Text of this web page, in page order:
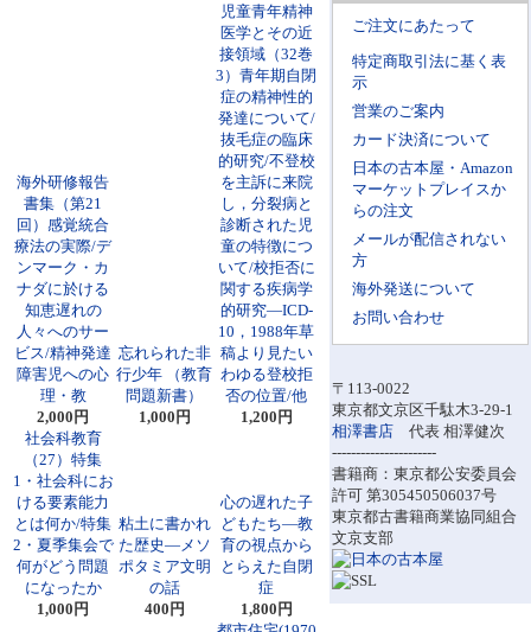
ご注文にあたって
特定商取引法に基く表
示
営業のご案内
カード決済について
日本の古本屋・Amazon
マーケットプレイスか
らの注文
メールが配信されない
方
海外発送について
お問い合わせ
〒113-0022
東京都文京区千駄木3-29-1
相澤書店 代表 相澤健次
----------------------
書籍商：東京都公安委員会
許可 第305450506037号
東京都古書籍商業協同組合
文京支部
海外研修報告
書集（第21
回）感覚統合
療法の実際/デ
ンマーク・カ
ナダに於ける
知恵遅れの
人々へのサー
ビス/精神発達
障害児への心
理・教
2,000円
忘れられた非
行少年 （教育
問題新書）
1,000円
児童青年精神
医学とその近
接領域（32巻
3）青年期自閉
症の精神性的
発達について/
抜毛症の臨床
的研究/不登校
を主訴に来院
し，分裂病と
診断された児
童の特徴につ
いて/校拒否に
関する疾病学
的研究―ICD-
10，1988年草
稿より見たい
わゆる登校拒
否の位置/他
1,200円
社会科教育
（27）特集
1・社会科にお
ける要素能力
とは何か/特集
2・夏季集会で
何がどう問題
になったか
1,000円
粘土に書かれ
た歴史―メソ
ポタミア文明
の話
400円
心の遅れた子
どもたち―教
育の視点から
とらえた自閉
症
1,800円